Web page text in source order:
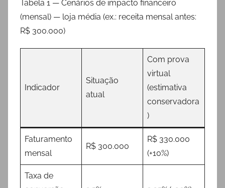
Tabela 1 — Cenários de impacto financeiro
(mensal) — loja média (ex.: receita mensal antes:
R$ 300.000)
Indicador
Situação
atual
Com prova
virtual
(estimativa
conservadora
)
Faturamento
mensal
R$ 300.000
R$ 330.000
(+10%)
Taxa de